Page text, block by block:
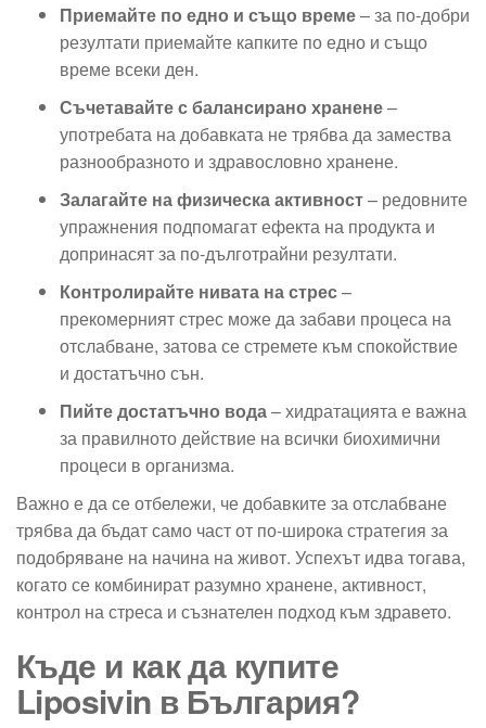
Приемайте по едно и също време– за по-добри
резултати приемайте капките по едно и също
време всеки ден.
Съчетавайте с балансирано хранене–
употребата на добавката не трябва да замества
разнообразното и здравословно хранене.
Залагайте на физическа активност– редовните
упражнения подпомагат ефекта на продукта и
допринасят за по-дълготрайни резултати.
Контролирайте нивата на стрес–
прекомерният стрес може да забави процеса на
отслабване, затова се стремете към спокойствие
и достатъчно сън.
Пийте достатъчно вода– хидратацията е важна
за правилното действие на всички биохимични
процеси в организма.
Важно е да се отбележи, че добавките за отслабване
трябва да бъдат само част от по-широка стратегия за
подобряване на начина на живот. Успехът идва тогава,
когато се комбинират разумно хранене, активност,
контрол на стреса и съзнателен подход към здравето.
Къде и как да купите
Liposivin в България?